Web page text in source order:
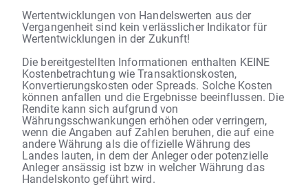
Wertentwicklungen von Handelswerten aus der
Vergangenheit sind kein verlässlicher Indikator für
Wertentwicklungen in der Zukunft!
Die bereitgestellten Informationen enthalten KEINE
Kostenbetrachtung wie Transaktionskosten,
Konvertierungskosten oder Spreads. Solche Kosten
können anfallen und die Ergebnisse beeinflussen. Die
Rendite kann sich aufgrund von
Währungsschwankungen erhöhen oder verringern,
wenn die Angaben auf Zahlen beruhen, die auf eine
andere Währung als die offizielle Währung des
Landes lauten, in dem der Anleger oder potenzielle
Anleger ansässig ist bzw in welcher Währung das
Handelskonto geführt wird.